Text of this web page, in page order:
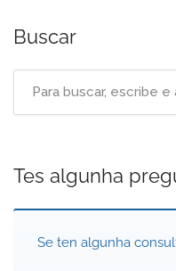
Buscar
Tes algunha
Se ten algunha